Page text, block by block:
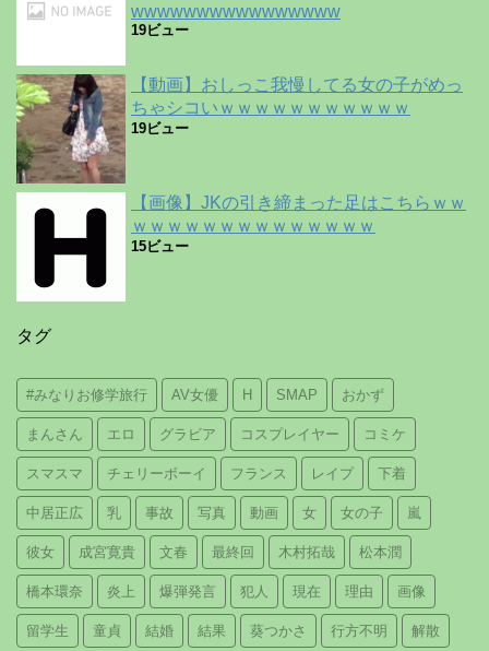
wwwwwwwwwwwwwwww
19ビュー
【動画】おしっこ我慢してる女の子がめっ
ちゃシコいｗｗｗｗｗｗｗｗｗｗｗ
19ビュー
【画像】JKの引き締まった足はこちらｗｗ
ｗｗｗｗｗｗｗｗｗｗｗｗｗｗ
15ビュー
タグ
#みなりお修学旅行 AV女優 H SMAP おかず
まんさん エロ グラビア コスプレイヤー コミケ
スマスマ チェリーボーイ フランス レイプ 下着
中居正広 乳 事故 写真 動画 女 女の子 嵐
彼女 成宮寛貴 文春 最終回 木村拓哉 松本潤
橋本環奈 炎上 爆弾発言 犯人 現在 理由 画像
留学生 童貞 結婚 結果 葵つかさ 行方不明 解散